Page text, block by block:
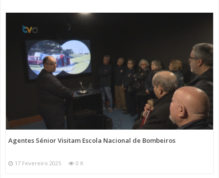
Agentes Sénior Visitam Escola Nacional de Bombeiros
17 Fevereiro 2025 0 K